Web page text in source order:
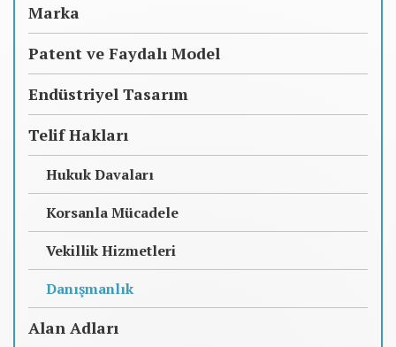
Marka
Patent ve Faydalı Model
Endüstriyel Tasarım
Telif Hakları
Hukuk Davaları
Korsanla Mücadele
Vekillik Hizmetleri
Danışmanlık
Alan Adları